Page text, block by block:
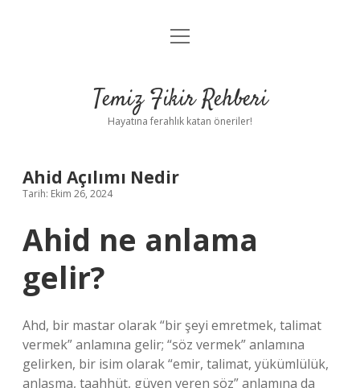
Anasayfa
Yasal Uyarı
menüyü
Temiz Fikir Rehberi
Hayatına ferahlık katan öneriler!
Ahid Açılımı Nedir
Tarih: Ekim 26, 2024
Ahid ne anlama
gelir?
Ahd, bir mastar olarak “bir şeyi emretmek, talimat
vermek” anlamına gelir; “söz vermek” anlamına
gelirken, bir isim olarak “emir, talimat, yükümlülük,
anlaşma, taahhüt, güven veren söz” anlamına da